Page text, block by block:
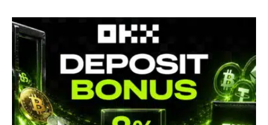
OKX relance une campagne Deposit Bonus : jusqu’à 5